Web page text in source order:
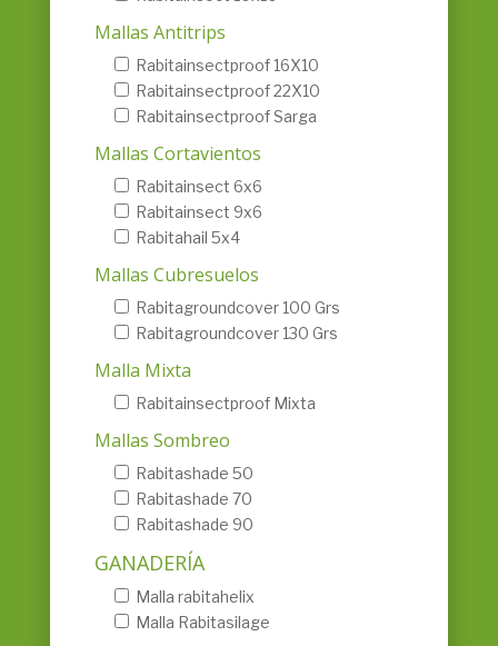
Mallas Antitrips
Rabitainsectproof 16X10
Rabitainsectproof 22X10
Rabitainsectproof Sarga
Mallas Cortavientos
Rabitainsect 6x6
Rabitainsect 9x6
Rabitahail 5x4
Mallas Cubresuelos
Rabitagroundcover 100 Grs
Rabitagroundcover 130 Grs
Malla Mixta
Rabitainsectproof Mixta
Mallas Sombreo
Rabitashade 50
Rabitashade 70
Rabitashade 90
GANADERÍA
Malla rabitahelix
Malla Rabitasilage